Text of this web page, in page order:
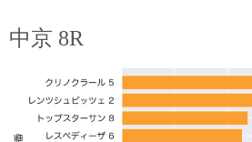
中京 8R